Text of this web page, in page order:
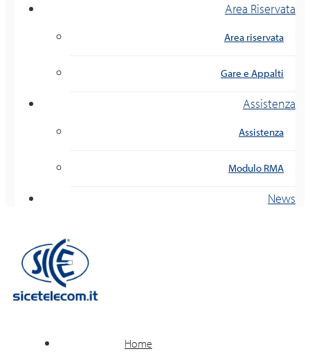
Area Riservata
Area riservata
Gare e Appalti
Assistenza
Assistenza
Modulo RMA
News
Home